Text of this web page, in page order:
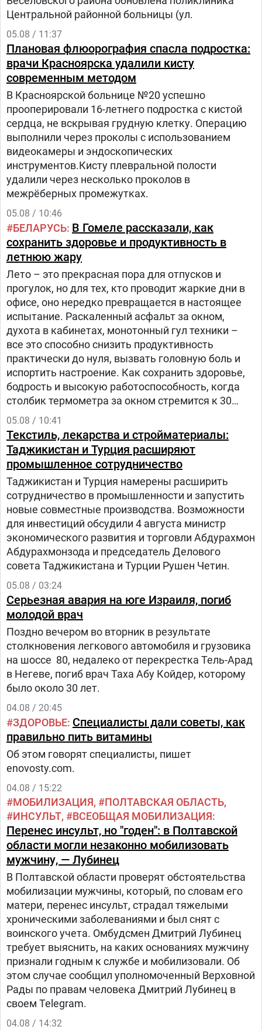
Центральной районной больницы (ул.
05.08 / 11:37
Плановая флюорография спасла подростка:
врачи Красноярска удалили кисту
современным методом
В Красноярской больнице №20 успешно
прооперировали 16-летнего подростка с кистой
сердца, не вскрывая грудную клетку. Операцию
выполнили через проколы с использованием
видеокамеры и эндоскопических
инструментов.Кисту плевральной полости
удалили через несколько проколов в
межрёберных промежутках.
05.08 / 10:46
БЕЛАРУСЬ В Гомеле рассказали, как
сохранить здоровье и продуктивность в
летнюю жару
Лето – это прекрасная пора для отпусков и
прогулок, но для тех, кто проводит жаркие дни в
офисе, оно нередко превращается в настоящее
испытание. Раскаленный асфальт за окном,
духота в кабинетах, монотонный гул техники –
все это способно снизить продуктивность
практически до нуля, вызвать головную боль и
испортить настроение. Как сохранить здоровье,
бодрость и высокую работоспособность, когда
столбик термометра за окном стремится к 30
градусам и выше? – рассказала заведующий
отделом общественного здоровья Анастасия
Степанькова.
05.08 / 10:41
Текстиль, лекарства и стройматериалы:
Таджикистан и Турция расширяют
промышленное сотрудничество
Таджикистан и Турция намерены расширить
сотрудничество в промышленности и запустить
новые совместные производства. Возможности
для инвестиций обсудили 4 августа министр
экономического развития и торговли Абдурахмон
Абдурахмонзода и председатель Делового
совета Таджикистана и Турции Рушен Четин.
05.08 / 03:24
Серьезная авария на юге Израиля, погиб
молодой врач
Поздно вечером во вторник в результате
столкновения легкового автомобиля и грузовика
на шоссе 80, недалеко от перекрестка Тель-Арад
в Негеве, погиб врач Таха Абу Койдер, которому
было около 30 лет.
04.08 / 20:45
ЗДОРОВЬЕ Специалисты дали советы, как
правильно пить витамины
Об этом говорят специалисты, пишет
enovosty.com.
04.08 / 15:22
МОБИЛИЗАЦИЯ
ПОЛТАВСКАЯ ОБЛАСТЬ
ИНСУЛЬТ
ВСЕОБЩАЯ МОБИЛИЗАЦИЯ
Перенес инсульт, но "годен": в Полтавской
области могли незаконно мобилизовать
мужчину, — Лубинец
В Полтавской области проверят обстоятельства
мобилизации мужчины, который, по словам его
матери, перенес инсульт, страдал тяжелыми
хроническими заболеваниями и был снят с
воинского учета. Омбудсмен Дмитрий Лубинец
требует выяснить, на каких основаниях мужчину
признали годным к службе и мобилизовали. Об
этом случае сообщил уполномоченный Верховной
Рады по правам человека Дмитрий Лубинец в
своем Telegram.
04.08 / 14:32